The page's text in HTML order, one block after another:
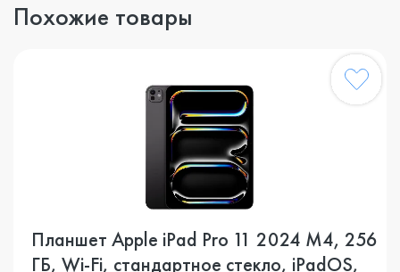
Похожие товары
Планшет Apple iPad Pro 11 2024 M4, 256
ГБ, Wi-Fi, стандартное стекло, iPadOS,